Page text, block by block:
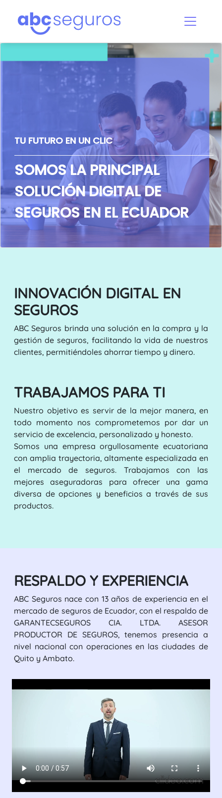
TU FUTURO EN UN CLIC
SOMOS LA PRINCIPAL
SOLUCIÓN DIGITAL DE
SEGUROS EN EL ECUADOR
INNOVACIÓN DIGITAL EN
SEGUROS
ABC Seguros brinda una solución en la compra y la
gestión de seguros, facilitando la vida de nuestros
clientes, permitiéndoles ahorrar tiempo y dinero.
TRABAJAMOS PARA TI
Nuestro objetivo es servir de la mejor manera, en
todo momento nos comprometemos por dar un
servicio de excelencia, personalizado y honesto.
Somos una empresa orgullosamente ecuatoriana
con amplia trayectoria, altamente especializada en
el mercado de seguros. Trabajamos con las
mejores aseguradoras para ofrecer una gama
diversa de opciones y beneficios a través de sus
productos.
RESPALDO Y EXPERIENCIA
ABC Seguros nace con 13 años de experiencia en el
mercado de seguros de Ecuador, con el respaldo de
GARANTECSEGUROS CIA. LTDA. ASESOR
PRODUCTOR DE SEGUROS, tenemos presencia a
nivel nacional con operaciones en las ciudades de
Quito y Ambato.